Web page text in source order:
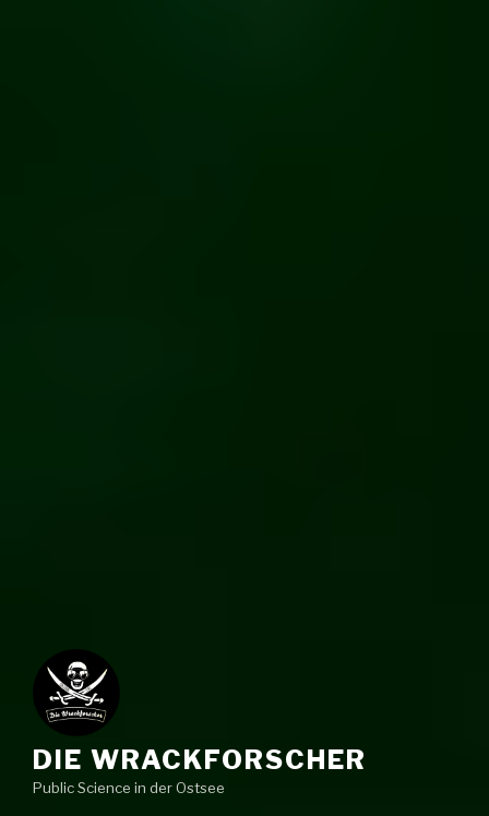
DIE WRACKFORSCHER
Public Science in der Ostsee